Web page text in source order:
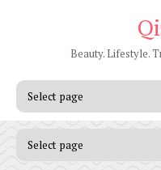
Beauty. Lifestyle.